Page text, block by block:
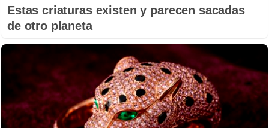
Estas criaturas existen y parecen sacadas
de otro planeta